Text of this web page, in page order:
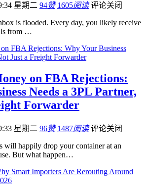
星期二 94赞 1605阅读 评论关闭
is flooded. Every day, you likely receive
from …
on FBA Rejections:
Needs a 3PL Partner,
Forwarder
星期二 96赞 1487阅读 评论关闭
will happily drop your container at an
But what happen…